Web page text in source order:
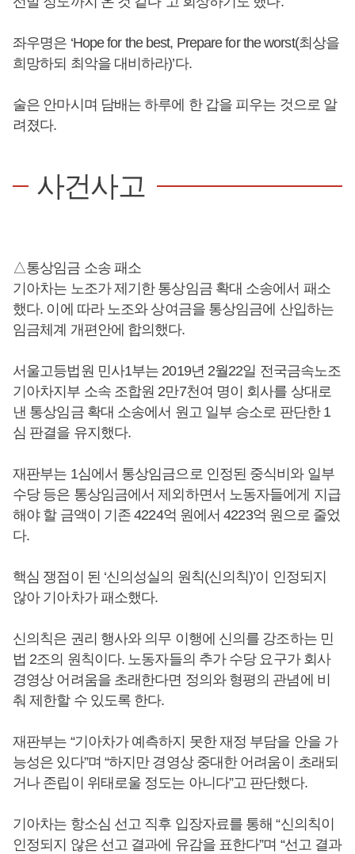
좌우명은 ‘Hope for the best, Prepare for the worst(최상을
희망하되 최악을 대비하라)’다.
술은 안마시며 담배는 하루에 한 갑을 피우는 것으로 알
려졌다.
사건사고
△통상임금 소송 패소
기아차는 노조가 제기한 통상임금 확대 소송에서 패소
했다. 이에 따라 노조와 상여금을 통상임금에 산입하는
임금체계 개편안에 합의했다.
서울고등법원 민사1부는 2019년 2월22일 전국금속노조
기아차지부 소속 조합원 2만7천여 명이 회사를 상대로
낸 통상임금 확대 소송에서 원고 일부 승소로 판단한 1
심 판결을 유지했다.
재판부는 1심에서 통상임금으로 인정된 중식비와 일부
수당 등은 통상임금에서 제외하면서 노동자들에게 지급
해야 할 금액이 기존 4224억 원에서 4223억 원으로 줄었
다.
핵심 쟁점이 된 ‘신의성실의 원칙(신의칙)’이 인정되지
않아 기아차가 패소했다.
신의칙은 권리 행사와 의무 이행에 신의를 강조하는 민
법 2조의 원칙이다. 노동자들의 추가 수당 요구가 회사
경영상 어려움을 초래한다면 정의와 형평의 관념에 비
춰 제한할 수 있도록 한다.
재판부는 “기아차가 예측하지 못한 재정 부담을 안을 가
능성은 있다”며 “하지만 경영상 중대한 어려움이 초래되
거나 존립이 위태로울 정도는 아니다”고 판단했다.
기아차는 항소심 선고 직후 입장자료를 통해 “신의칙이
인정되지 않은 선고 결과에 유감을 표한다”며 “선고 결과